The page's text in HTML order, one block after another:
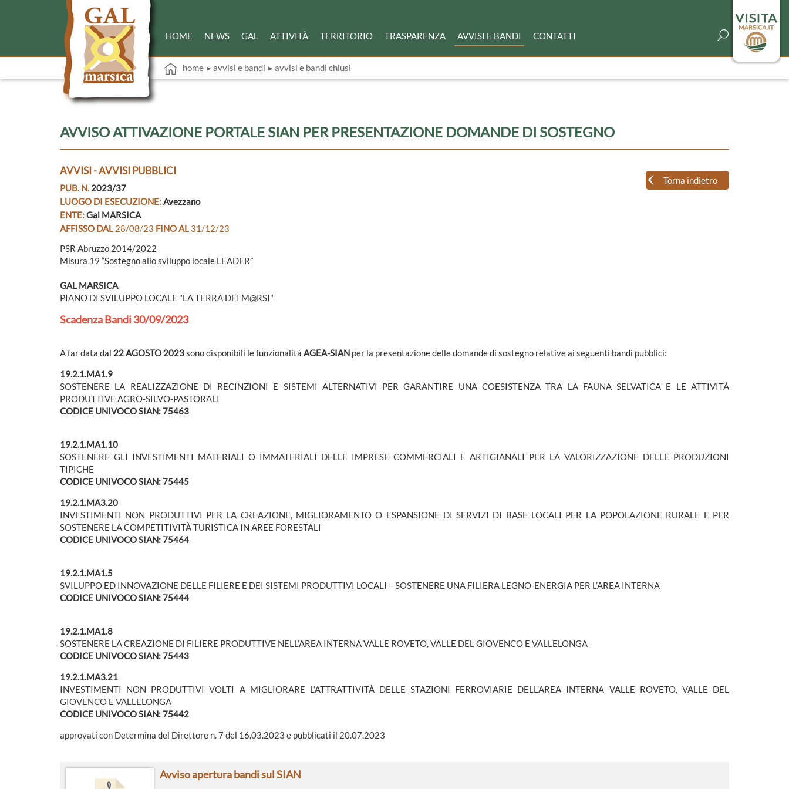
HOME NEWS GAL ATTIVITÀ TERRITORIO TRASPARENZA AVVISI E BANDI CONTATTI
home ▸ avvisi e bandi ▸ avvisi e bandi chiusi
AVVISO ATTIVAZIONE PORTALE SIAN PER PRESENTAZIONE DOMANDE DI SOSTEGNO
Torna indietro
AVVISI - AVVISI PUBBLICI
PUB. N. 2023/37
LUOGO DI ESECUZIONE:Avezzano
ENTE:Gal MARSICA
AFFISSO DAL 28/08/23 FINO AL 31/12/23
PSR Abruzzo 2014/2022
Misura 19 “Sostegno allo sviluppo locale LEADER”
GAL MARSICA
PIANO DI SVILUPPO LOCALE "LA TERRA DEI M@RSI"
Scadenza Bandi 30/09/2023
A far data dal 22 AGOSTO 2023sono disponibili le funzionalità AGEA-SIAN per la presentazione delle domande di sostegno relative ai seguenti bandi pubblici:
19.2.1.MA1.9
SOSTENERE LA REALIZZAZIONE DI RECINZIONI E SISTEMI ALTERNATIVI PER GARANTIRE UNA COESISTENZA TRA LA FAUNA SELVATICA E LE ATTIVITÀ
PRODUTTIVE AGRO-SILVO-PASTORALI
CODICE UNIVOCO SIAN: 75463
19.2.1.MA1.10
SOSTENERE GLI INVESTIMENTI MATERIALI O IMMATERIALI DELLE IMPRESE COMMERCIALI E ARTIGIANALI PER LA VALORIZZAZIONE DELLE PRODUZIONI
TIPICHE
CODICE UNIVOCO SIAN: 75445
19.2.1.MA3.20
INVESTIMENTI NON PRODUTTIVI PER LA CREAZIONE, MIGLIORAMENTO O ESPANSIONE DI SERVIZI DI BASE LOCALI PER LA POPOLAZIONE RURALE E PER
SOSTENERE LA COMPETITIVITÀ TURISTICA IN AREE FORESTALI
CODICE UNIVOCO SIAN: 75464
19.2.1.MA1.5
SVILUPPO ED INNOVAZIONE DELLE FILIERE E DEI SISTEMI PRODUTTIVI LOCALI – SOSTENERE UNA FILIERA LEGNO-ENERGIA PER L’AREA INTERNA
CODICE UNIVOCO SIAN: 75444
19.2.1.MA1.8
SOSTENERE LA CREAZIONE DI FILIERE PRODUTTIVE NELL’AREA INTERNA VALLE ROVETO, VALLE DEL GIOVENCO E VALLELONGA
CODICE UNIVOCO SIAN: 75443
19.2.1.MA3.21
INVESTIMENTI NON PRODUTTIVI VOLTI A MIGLIORARE L’ATTRATTIVITÀ DELLE STAZIONI FERROVIARIE DELL’AREA INTERNA VALLE ROVETO, VALLE DEL
GIOVENCO E VALLELONGA
CODICE UNIVOCO SIAN: 75442
approvati con Determina del Direttore n. 7 del 16.03.2023 e pubblicati il 20.07.2023
Avviso apertura bandi sul SIAN